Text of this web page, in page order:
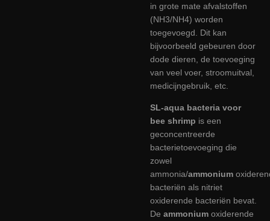
in grote mate afvalstoffen
(NH3/NH4) worden
toegevoegd. Dit kan
bijvoorbeeld gebeuren door
dode dieren, de toevoeging
van veel voer, stroomuitval,
medicijngebruik, etc.
SL-aqua bacteria voor
bee shrimp is een
geconcentreerde
bacterietoevoeging die
zowel
ammonia/ammonium
bacteriën als nitriet
oxiderende bacteriën bevat.
De ammonium oxiderende